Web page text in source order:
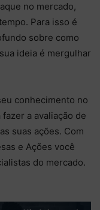
no mercado,
Para isso é
sobre como
ideia é mergulhar
conhecimento no
a avaliação de
suas ações. Com
e Ações você
do mercado.